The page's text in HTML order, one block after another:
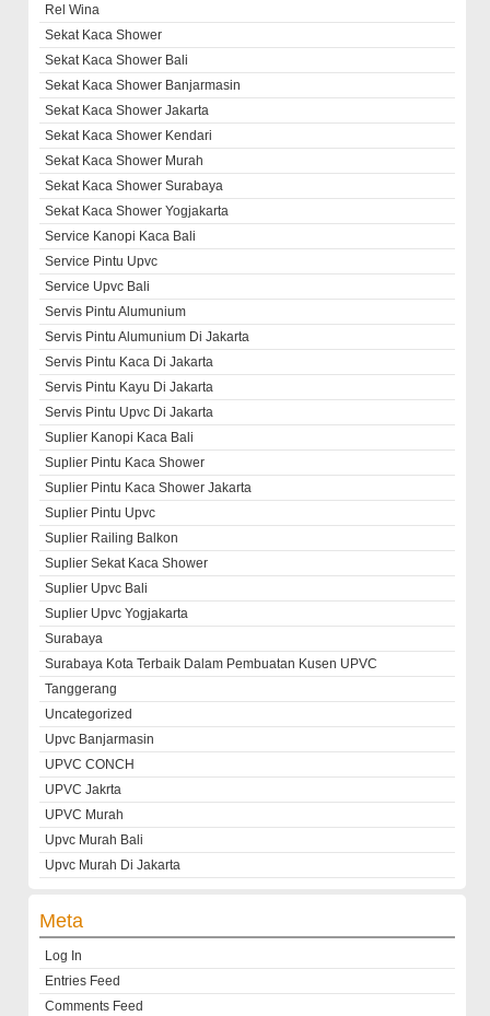
Rel Wina
Sekat Kaca Shower
Sekat Kaca Shower Bali
Sekat Kaca Shower Banjarmasin
Sekat Kaca Shower Jakarta
Sekat Kaca Shower Kendari
Sekat Kaca Shower Murah
Sekat Kaca Shower Surabaya
Sekat Kaca Shower Yogjakarta
Service Kanopi Kaca Bali
Service Pintu Upvc
Service Upvc Bali
Servis Pintu Alumunium
Servis Pintu Alumunium Di Jakarta
Servis Pintu Kaca Di Jakarta
Servis Pintu Kayu Di Jakarta
Servis Pintu Upvc Di Jakarta
Suplier Kanopi Kaca Bali
Suplier Pintu Kaca Shower
Suplier Pintu Kaca Shower Jakarta
Suplier Pintu Upvc
Suplier Railing Balkon
Suplier Sekat Kaca Shower
Suplier Upvc Bali
Suplier Upvc Yogjakarta
Surabaya
Surabaya Kota Terbaik Dalam Pembuatan Kusen UPVC
Tanggerang
Uncategorized
Upvc Banjarmasin
UPVC CONCH
UPVC Jakrta
UPVC Murah
Upvc Murah Bali
Upvc Murah Di Jakarta
Meta
Log In
Entries Feed
Comments Feed